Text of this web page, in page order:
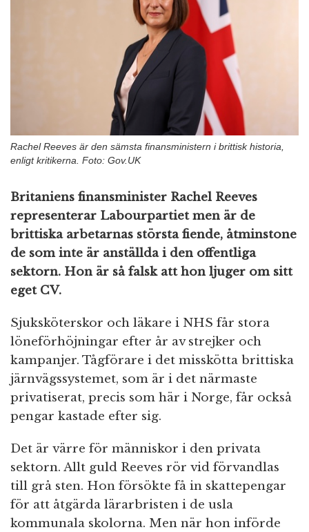
Rachel Reeves är den sämsta finansministern i brittisk historia,
enligt kritikerna. Foto: Gov.UK
Britaniens finansminister Rachel Reeves
representerar Labourpartiet men är de
brittiska arbetarnas största fiende, åtminstone
de som inte är anställda i den offentliga
sektorn. Hon är så falsk att hon ljuger om sitt
eget CV.
Sjuksköterskor och läkare i NHS får stora
löneförhöjningar efter år av strejker och
kampanjer. Tågförare i det misskötta brittiska
järnvägssystemet, som är i det närmaste
privatiserat, precis som här i Norge, får också
pengar kastade efter sig.
Det är värre för människor i den privata
sektorn. Allt guld Reeves rör vid förvandlas
till grå sten. Hon försökte få in skattepengar
för att åtgärda lärarbristen i de usla
kommunala skolorna. Men när hon införde